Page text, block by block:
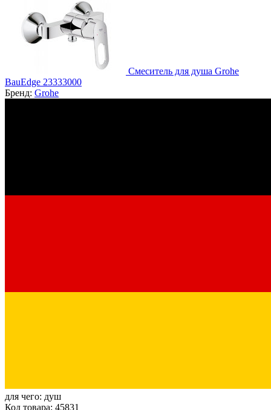
Смеситель для душа Grohe
BauEdge 23333000
Бренд: Grohe
для чего: душ
Код товара: 45831